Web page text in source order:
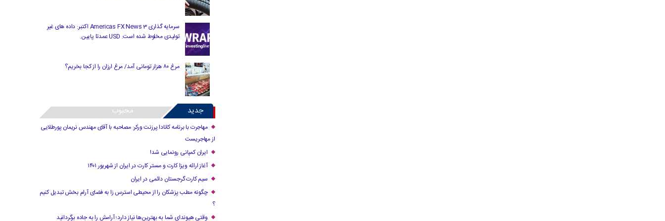
سرمایه گذاری Americas FX News 3 اکتبر: داده های غیر
تولیدی مخلوط شده است. USD عمدتا پایین.
مرغ ۸۰ هزار تومانی آمد/ مرغ ارزان را از کجا بخریم؟
جدید محبوب
مهاجرت با برنامه کانادا پرزنت ورکر: مصاحبه با آقای مهندس نریمان پورطلایی
از مهاجریست
ایران کمپانی رونمایی شد!
آغاز ارائه ویزا کارت و مستر کارت در ایران از شهریور ۱۴۰۱
سیم کارت گرجستان دائمی در ایران
چگونه مطب پزشکان را از محیطی استرس زا به فضای آرام بخش تبدیل کنیم
؟
وقتی هیوندای شما به بهترین‌ها نیاز دارد؛ آرامش را به جاده برگردانید